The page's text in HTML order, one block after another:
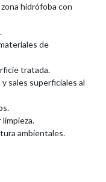
hidrófoba con
de
tratada.
sales superficiales al
ambientales.